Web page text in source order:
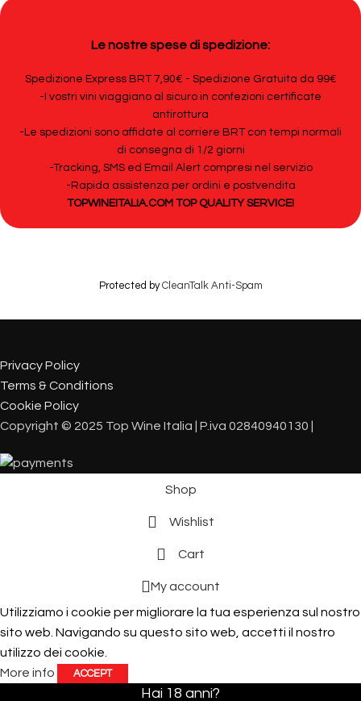
Le nostre spese di spedizione:
Spedizione Express BRT 7,90€ - Spedizione Gratuita da 99€
-I vostri vini viaggiano al sicuro in confezioni certificate
antirottura
-Le spedizioni sono affidate al corriere BRT con tempi normali
di consegna di 1/2 giorni
-Tracking, SMS ed Email Alert compresi nel servizio
-Rapida assistenza per ordini e postvendita
TOPWINEITALIA.COM TOP QUALITY SERVICE!
Protected byCleanTalk Anti-Spam
Privacy Policy
Terms & Conditions
Cookie Policy
Copyright © 2025 Top Wine Italia | P.iva 02840940130 |
Shop
Wishlist
Cart
My account
Utilizziamo i cookie per migliorare la tua esperienza sul nostro
sito web. Navigando su questo sito web, accetti il ​​nostro
utilizzo dei cookie.
More info
ACCEPT
Hai 18 anni?